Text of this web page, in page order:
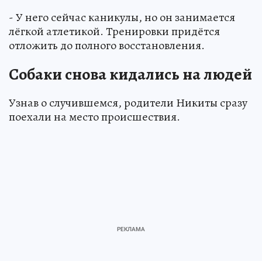
- У него сейчас каникулы, но он занимается
лёгкой атлетикой. Тренировки придётся
отложить до полного восстановления.
Cобаки снова кидались на людей
Узнав о случившемся, родители Никиты сразу
поехали на место происшествия.